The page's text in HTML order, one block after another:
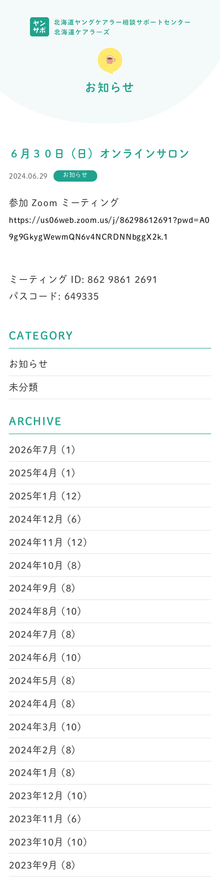
お知らせ
６月３０日（日）オンラインサロン
2024.06.29 お知らせ
参加 Zoom ミーティング
https://us06web.zoom.us/j/86298612691?pwd=A0
9g9GkygWewmQN6v4NCRDNNbggX2k .1
ミーティング ID: 862 9861 2691
パスコード: 649335
CATEGORY
お知らせ
未分類
ARCHIVE
2026年7月 (1)
2025年4月 (1)
2025年1月 (12)
2024年12月 (6)
2024年11月 (12)
2024年10月 (8)
2024年9月 (8)
2024年8月 (10)
2024年7月 (8)
2024年6月 (10)
2024年5月 (8)
2024年4月 (8)
2024年3月 (10)
2024年2月 (8)
2024年1月 (8)
2023年12月 (10)
2023年11月 (6)
2023年10月 (10)
2023年9月 (8)